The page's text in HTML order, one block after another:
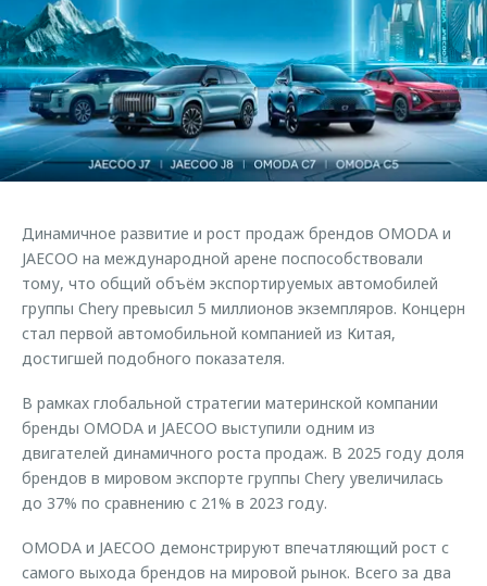
Страхование
Кредитный калькулятор
Аксессуары
Одежда и сувениры
Оригинальные аксессуары
Трейд-ин
Калькулятор трейд-ин
Клиентская поддержка
O&J Автоклуб
Клуб владельцев OMODA
Приложение O&J
Аксессуары
Оригинальные аксессуары
Запчасти
Обратная связь
Динамичное развитие и рост продаж брендов OMODA и
JAECOO на международной арене поспособствовали
тому, что общий объём экспортируемых автомобилей
группы Chery превысил 5 миллионов экземпляров. Концерн
стал первой автомобильной компанией из Китая,
достигшей подобного показателя.
В рамках глобальной стратегии материнской компании
бренды OMODA и JAECOO выступили одним из
двигателей динамичного роста продаж. В 2025 году доля
брендов в мировом экспорте группы Chery увеличилась
до 37% по сравнению с 21% в 2023 году.
OMODA и JAECOO демонстрируют впечатляющий рост с
самого выхода брендов на мировой рынок. Всего за два